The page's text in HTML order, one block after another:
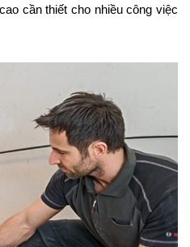
cần thiết cho nhiều công việc